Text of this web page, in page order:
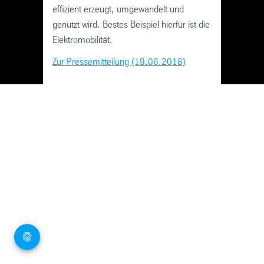
effizient erzeugt, umgewandelt und
genutzt wird. Bestes Beispiel hierfür ist die
Elektromobilität.
Zur Pressemitteilung (19.06.2018)